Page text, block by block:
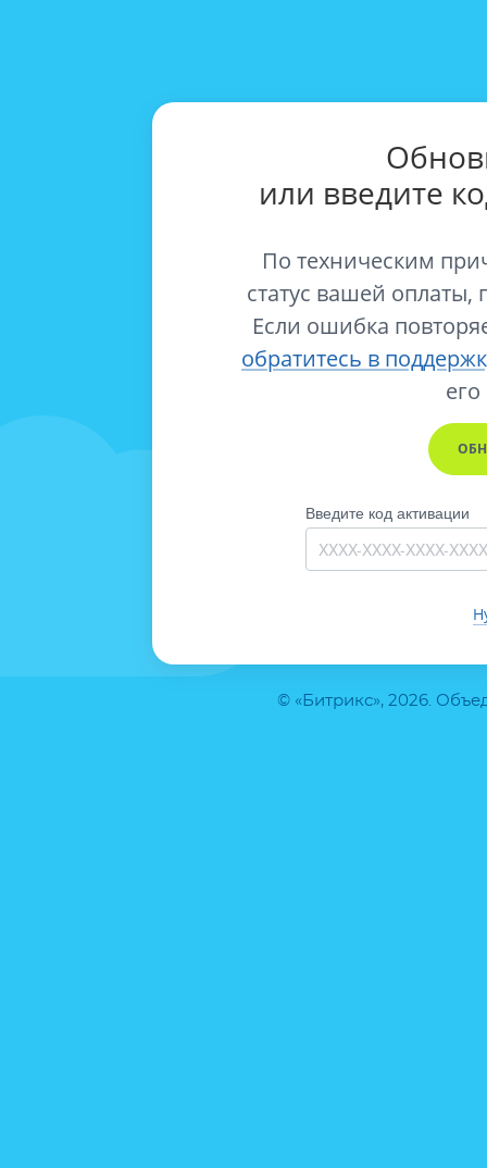
© «Битрикс», 2026.
или введите
По техническим
статус вашей оплаты,
Если ошибка
обратитесь в
его
Введите код активации